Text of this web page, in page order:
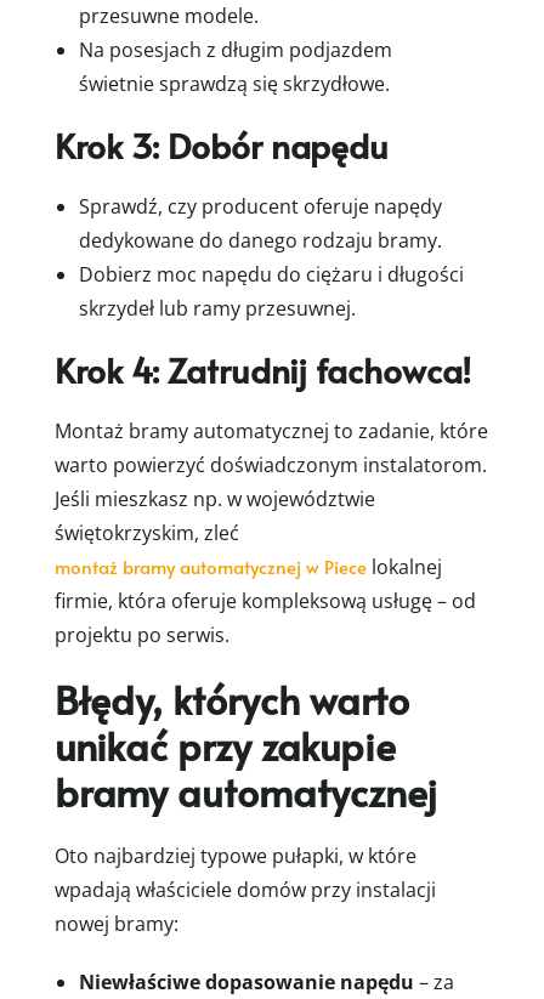
przesuwne modele.
Na posesjach z długim podjazdem
świetnie sprawdzą się skrzydłowe.
Krok 3: Dobór napędu
Sprawdź, czy producent oferuje napędy
dedykowane do danego rodzaju bramy.
Dobierz moc napędu do ciężaru i długości
skrzydeł lub ramy przesuwnej.
Krok 4: Zatrudnij fachowca!
Montaż bramy automatycznej to zadanie, które
warto powierzyć doświadczonym instalatorom.
Jeśli mieszkasz np. w województwie
świętokrzyskim, zleć
montaż bramy automatycznej w Piecelokalnej
firmie, która oferuje kompleksową usługę – od
projektu po serwis.
Błędy, których warto
unikać przy zakupie
bramy automatycznej
Oto najbardziej typowe pułapki, w które
wpadają właściciele domów przy instalacji
nowej bramy:
Niewłaściwe dopasowanie napędu – za